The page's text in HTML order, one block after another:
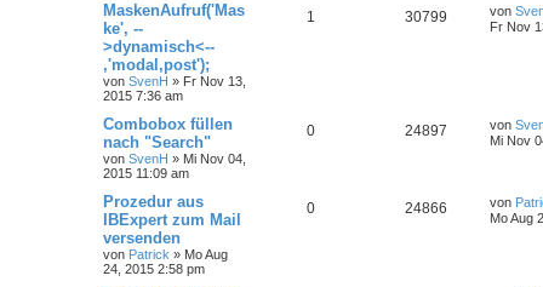
MaskenAufruf('Mas
ke', --
>dynamisch<--
,'modal,post');
von SvenH » Fr Nov 13,
2015 7:36 am
1 30799 von
Fr Nov
Combobox füllen
nach "Search"
von SvenH » Mi Nov 04,
2015 11:09 am
0 24897 von
Mi Nov
Prozedur aus
IBExpert zum Mail
versenden
von Patrick » Mo Aug
24, 2015 2:58 pm
0 24866 von
Mo Aug